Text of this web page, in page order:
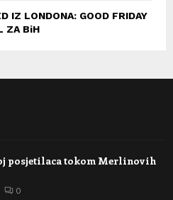
IZ LONDONA: GOOD FRIDAY
ZA BiH
posjetilaca tokom Merlinovih
0